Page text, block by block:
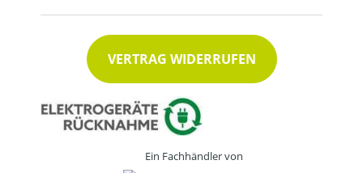
VERTRAG WIDERRUFEN
Ein Fachhändler von